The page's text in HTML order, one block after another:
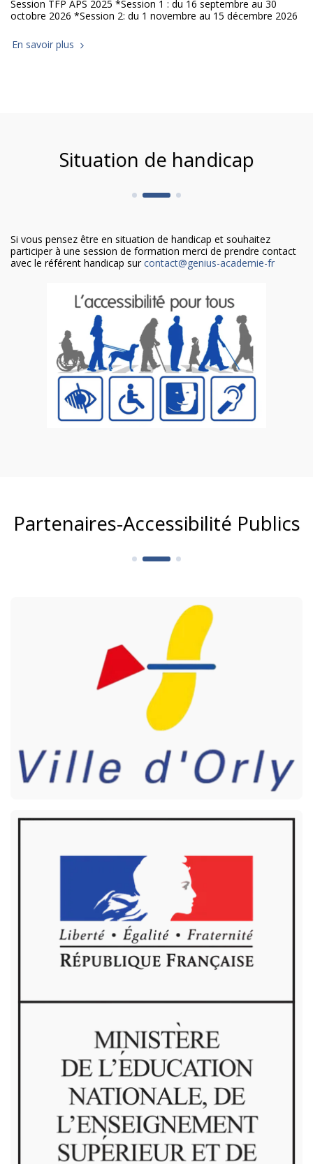
Session TFP APS 2025 *Session 1 : du 16 septembre au 30
octobre 2026 *Session 2: du 1 novembre au 15 décembre 2026
En savoir plus
Situation de handicap
Si vous pensez être en situation de handicap et souhaitez
participer à une session de formation merci de prendre contact
avec le référent handicap surcontact@genius-academie-fr
Partenaires-Accessibilité Publics